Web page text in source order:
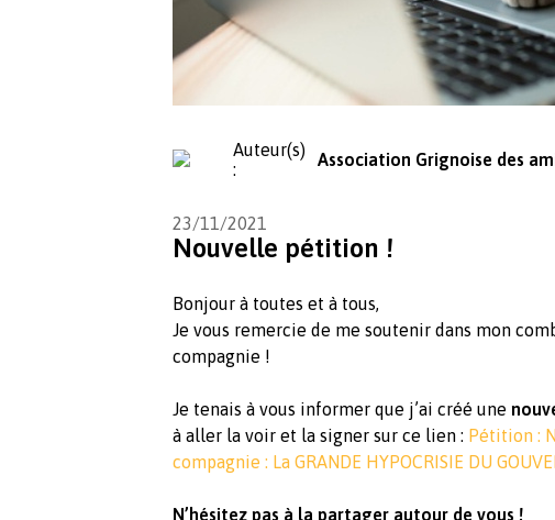
Auteur(s)
:
Association Grignoise des
23/11/2021
Nouvelle pétition !
Bonjour à toutes et à tous,
Je vous remercie de me soutenir dans mon
compagnie !
Je tenais à vous informer que j’ai créé une
à aller la voir et la signer sur ce lien : Pétition :
compagnie : La GRANDE HYPOCRISIE DU
N’hésitez pas à la partager autour de vous !